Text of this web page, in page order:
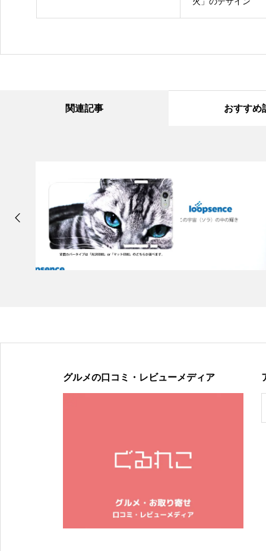
関連記事 おすすめ
グルメの口コミ・レビューメディア